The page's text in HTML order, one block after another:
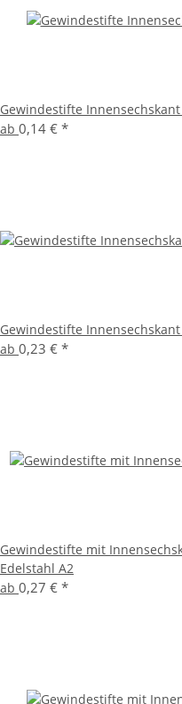
Gewindestifte
ab 0,14 € *
Gewindestifte
ab 0,23 € *
Gewindestifte mit
Edelstahl A2
ab 0,27 € *